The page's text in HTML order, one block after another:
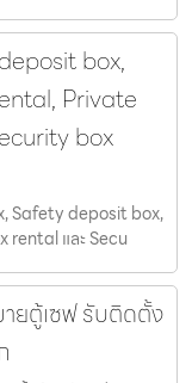
box,
Private
box
Safety deposit box,
และ Secu
ยตู้เซฟ รับติดตั้ง